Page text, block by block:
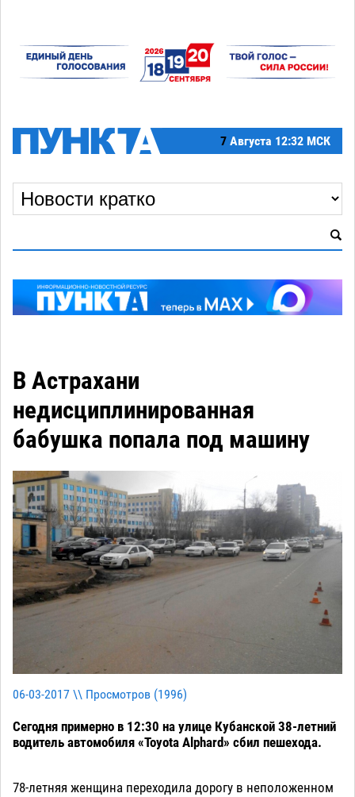
7 Августа 12:32 МСК
В Астрахани
недисциплинированная
бабушка попала под машину
06-03-2017 \\ Просмотров (1996)
Сегодня примерно в 12:30 на улице Кубанской 38-летний
водитель автомобиля «Toyota Alphard» сбил пешехода.
78-летняя женщина переходила дорогу в неположенном